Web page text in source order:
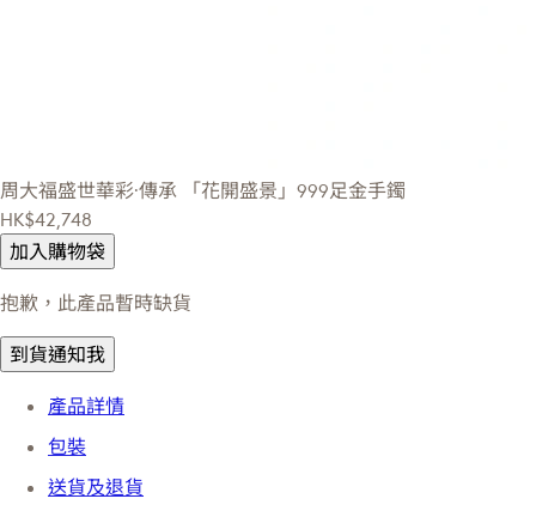
周大福盛世華彩·傳承
「花開盛景」999足金手鐲
HK$42,748
加入購物袋
抱歉，此產品暫時缺貨
到貨通知我
產品詳情
包裝
送貨及退貨